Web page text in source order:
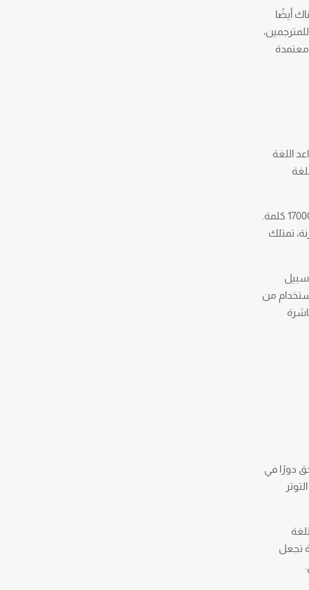
أيضًا
معتمدة
اللغة
سبب آخر لتحدي اللغة الكورية هو العدد الهائل من الكلمات. على سبيل المثال، يحتوي قاموس أوكسفورد الإنجليزي على حوالي 170000 كلمة.
تمتلك
سبيل
الاستخدام من
دورًا في
تجعل